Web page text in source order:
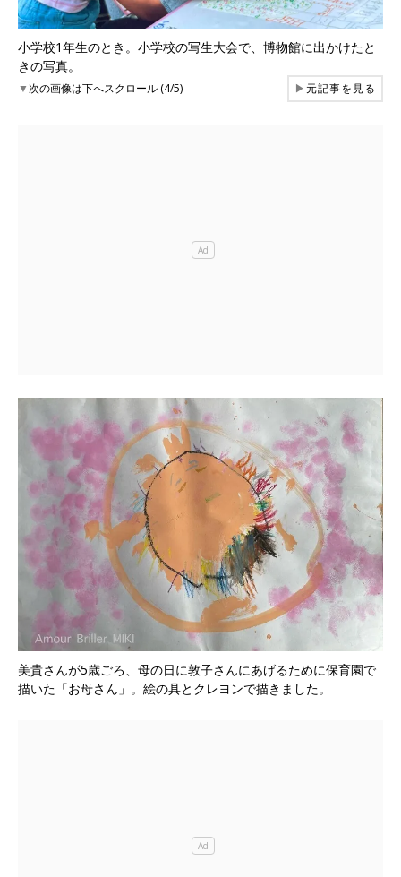
小学校1年生のとき。小学校の写生大会で、博物館に出かけたと
きの写真。
▼次の画像は下へスクロール (4/5) ▶元記事を見る
美貴さんが5歳ごろ、母の日に敦子さんにあげるために保育園で
描いた「お母さん」。絵の具とクレヨンで描きました。